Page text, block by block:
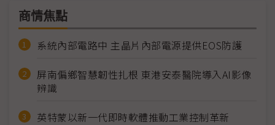
商情焦點
系統內部電路中 主晶片內部電源提供EOS防護
屏南偏鄉智慧韌性扎根 東港安泰醫院導入AI影像
辨識
英特蒙以新一代即時軟體推動工業控制革新